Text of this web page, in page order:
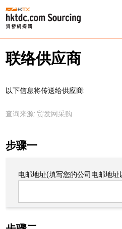
联络供应商
以下信息将传送给供应商:
查询来源: 贸发网采购
步骤一
电邮地址(填写您的公司电邮地